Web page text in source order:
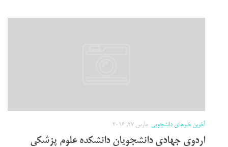
آخرین خبرهای دانشجویی مارس 27, 2016
اردوی جهادی دانشجویان دانشکده علوم پزشکی